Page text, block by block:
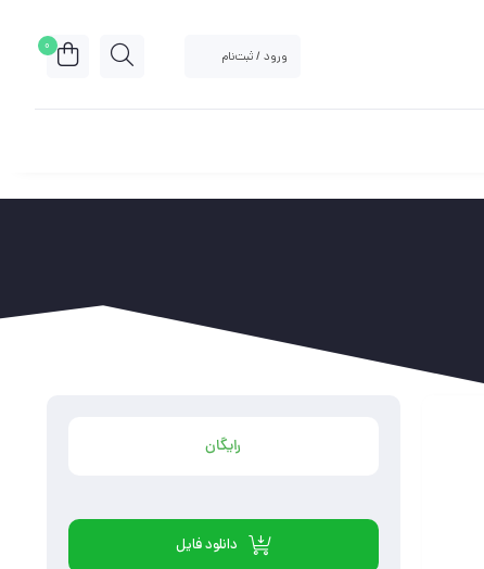
ورود / ثبت‌نام
0
رایگان
دانلود فایل